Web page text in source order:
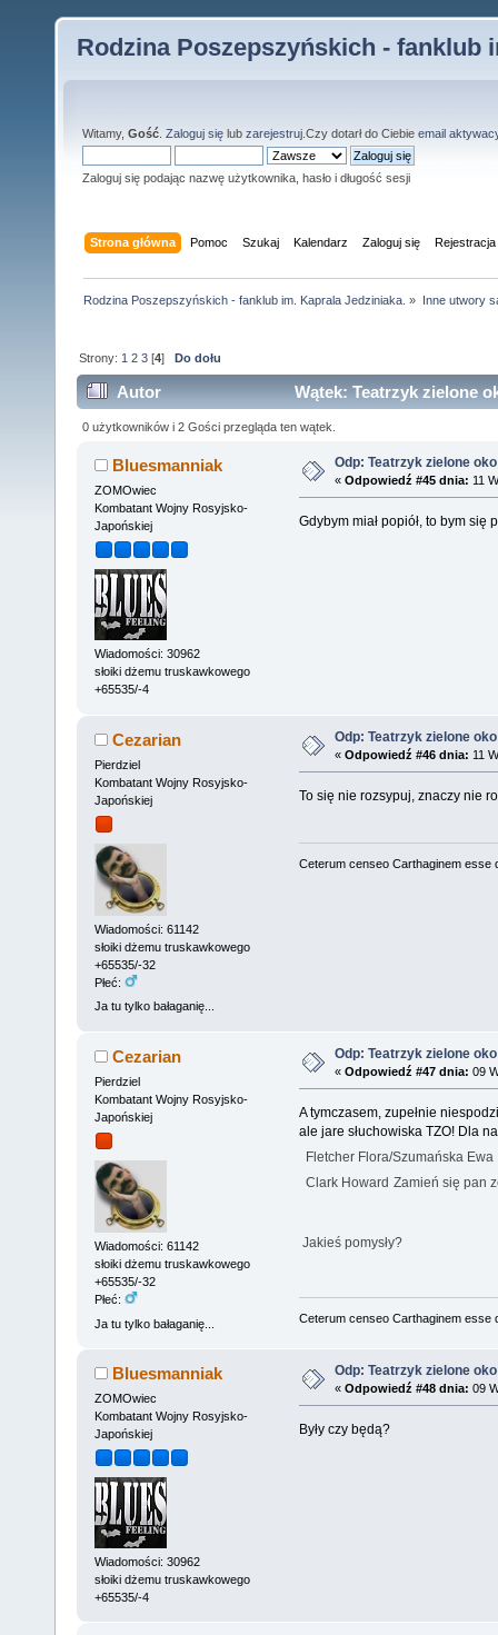
Rodzina Poszepszyńskich - fanklub
Witamy, Gość Zaloguj się lub zarejestruj .Czy dotarł do Ciebie email
Zaloguj się podając nazwę użytkownika, hasło i długość sesji
Strona główna Pomoc Szukaj Kalendarz Zaloguj się Rejestracja
Rodzina Poszepszyńskich - fanklub im. Kaprala Jedziniaka. » Inne utwory
Strony: 1 2 3 [4]Do dołu
Autor Wątek: Teatrzyk zielone
0 użytkowników i 2 Gości przegląda ten wątek.
Bluesmanniak
ZOMOwiec
Kombatant Wojny Rosyjsko-
Japońskiej
Wiadomości: 30962
słoiki dżemu truskawkowego
+65535/-4
Odp: Teatrzyk zielone oko
« Odpowiedź #45 dnia: 11
Gdybym miał popiół, to bym
Cezarian
Pierdziel
Kombatant Wojny Rosyjsko-
Japońskiej
Wiadomości: 61142
słoiki dżemu truskawkowego
+65535/-32
Płeć:
Ja tu tylko bałaganię...
Odp: Teatrzyk zielone oko
« Odpowiedź #46 dnia: 11
To się nie rozsypuj, znaczy nie
Ceterum censeo Carthaginem esse
Cezarian
Pierdziel
Kombatant Wojny Rosyjsko-
Japońskiej
Wiadomości: 61142
słoiki dżemu truskawkowego
+65535/-32
Płeć:
Ja tu tylko bałaganię...
Odp: Teatrzyk zielone oko
« Odpowiedź #47 dnia: 09
A tymczasem, zupełnie
ale jare słuchowiska TZO! Dla
Fletcher Flora/Szumańska Ewa
Clark Howard Zamień się pan
Jakieś pomysły?
Ceterum censeo Carthaginem esse
Bluesmanniak
ZOMOwiec
Kombatant Wojny Rosyjsko-
Japońskiej
Wiadomości: 30962
słoiki dżemu truskawkowego
+65535/-4
Odp: Teatrzyk zielone oko
« Odpowiedź #48 dnia: 09
Były czy będą?